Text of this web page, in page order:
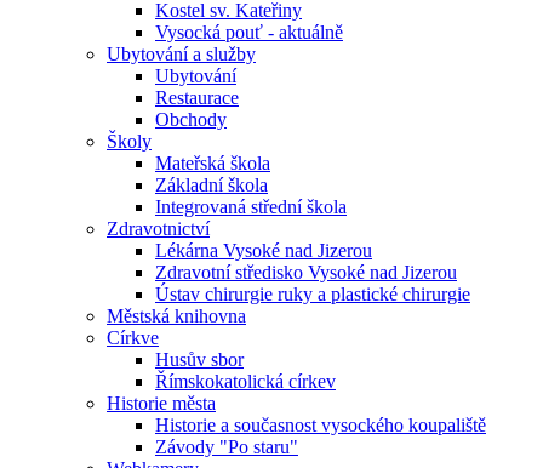
Kostel sv. Kateřiny
Vysocká pouť - aktuálně
Ubytování a služby
Ubytování
Restaurace
Obchody
Školy
Mateřská škola
Základní škola
Integrovaná střední škola
Zdravotnictví
Lékárna Vysoké nad Jizerou
Zdravotní středisko Vysoké nad Jizerou
Ústav chirurgie ruky a plastické chirurgie
Městská knihovna
Církve
Husův sbor
Římskokatolická církev
Historie města
Historie a současnost vysockého koupaliště
Závody "Po staru"